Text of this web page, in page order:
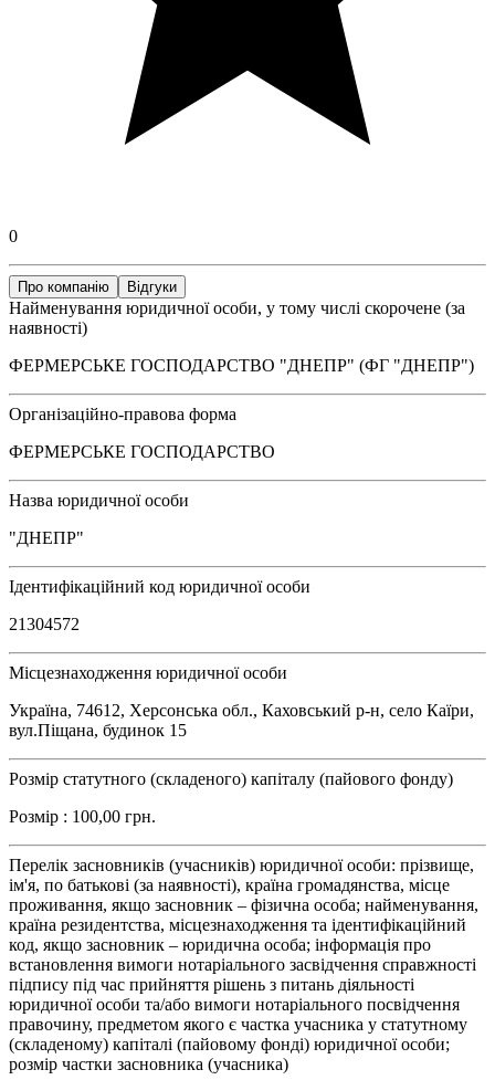
0
Про компанію Відгуки
Найменування юридичної особи, у тому числі скорочене (за
наявності)
ФЕРМЕРСЬКЕ ГОСПОДАРСТВО "ДНЕПР" (ФГ "ДНЕПР")
Організаційно-правова форма
ФЕРМЕРСЬКЕ ГОСПОДАРСТВО
Назва юридичної особи
"ДНЕПР"
Ідентифікаційний код юридичної особи
21304572
Місцезнаходження юридичної особи
Україна, 74612, Херсонська обл., Каховський р-н, село Каїри,
вул.Піщана, будинок 15
Розмір статутного (складеного) капіталу (пайового фонду)
Розмір : 100,00 грн.
Перелік засновників (учасників) юридичної особи: прізвище,
ім'я, по батькові (за наявності), країна громадянства, місце
проживання, якщо засновник – фізична особа; найменування,
країна резидентства, місцезнаходження та ідентифікаційний
код, якщо засновник – юридична особа; інформація про
встановлення вимоги нотаріального засвідчення справжності
підпису під час прийняття рішень з питань діяльності
юридичної особи та/або вимоги нотаріального посвідчення
правочину, предметом якого є частка учасника у статутному
(складеному) капіталі (пайовому фонді) юридичної особи;
розмір частки засновника (учасника)